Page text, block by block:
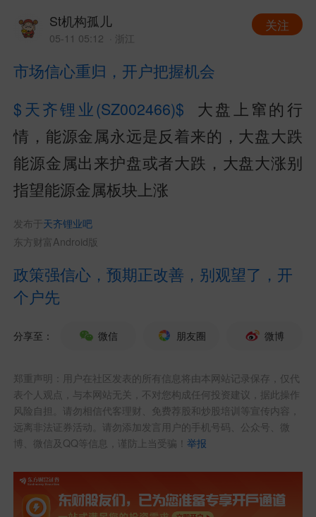
St机构孤儿
05-11 05:12 · 浙江
关注
市场信心重归，开户把握机会
$天齐锂业(SZ002466)$
大盘上窜的行
情，能源金属永远是反着来的，大盘大跌
能源金属出来护盘或者大跌，大盘大涨别
指望能源金属板块上涨
发布于 天齐锂业吧
东方财富Android版
政策强信心，预期正改善，别观望了，开
个户先
分享至： 微信 朋友圈 微博
郑重声明：用户在社区发表的所有信息将由本网站记录保存，仅代
表个人观点，与本网站无关，不对您构成任何投资建议，据此操作
风险自担。请勿相信代客理财、免费荐股和炒股培训等宣传内容，
远离非法证券活动。请勿添加发言用户的手机号码、公众号、微
博、微信及QQ等信息，谨防上当受骗！举报